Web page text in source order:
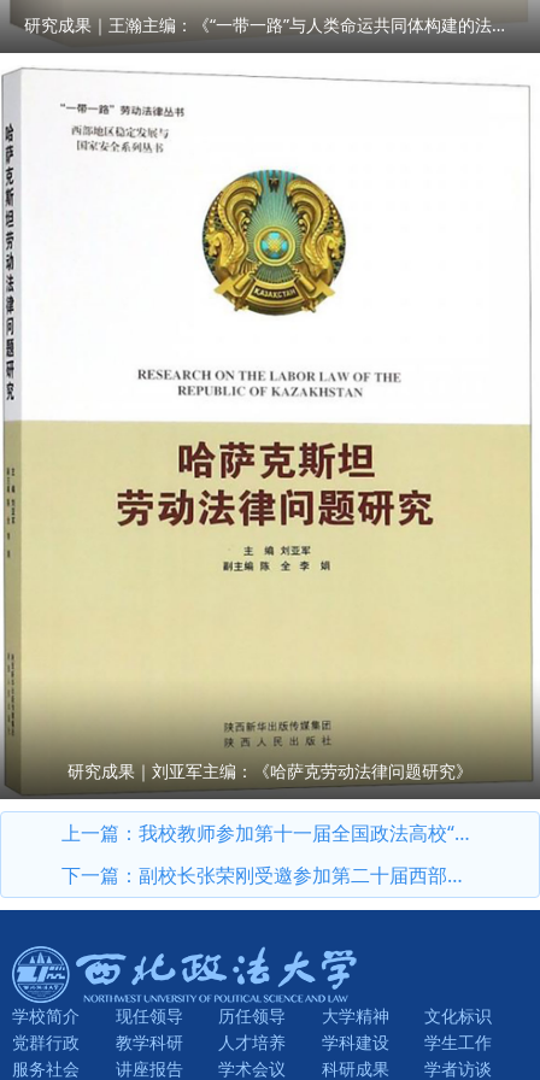
研究成果｜王瀚主编：《“一带一路”与人类命运共同体构建的法律与实践》
研究成果｜刘亚军主编：《哈萨克劳动法律问题研究》
上一篇： 我校教师参加第十一届全国政法高校“立格联盟”马克思主义学院院长论坛暨铸牢中华民族共同体意识与新时代边疆治理学术研讨会
下一篇： 副校长张荣刚受邀参加第二十届西部法治论坛暨法治宁夏论坛
学校简介 现任领导 历任领导 大学精神
文化标识
党群行政
教学科研 人才培养 学科建设
学生工作
服务社会
讲座报告 学术会议 科研成果 学者访谈